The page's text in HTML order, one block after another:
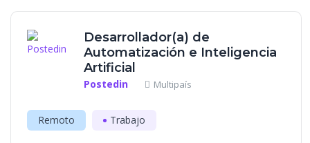
Desarrollador(a) de
Automatización e Inteligencia
Artificial
Postedin Multipaís
Remoto Trabajo